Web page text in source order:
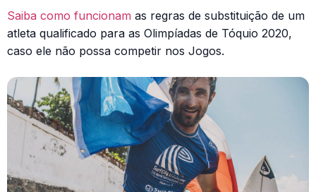
Saiba como funcionam as regras de substituição de um
atleta qualificado para as Olimpíadas de Tóquio 2020,
caso ele não possa competir nos Jogos.